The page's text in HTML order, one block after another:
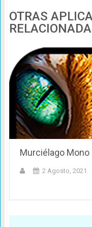
OTRAS
Murciélago Mono
2 Agosto, 2021